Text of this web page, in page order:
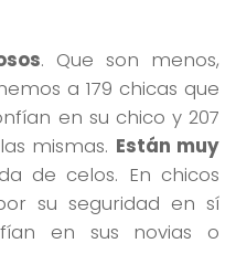
. Que son menos,
a 179 chicas que
en su chico y 207
mismas. Están muy
de celos. En chicos
su seguridad en sí
en sus novias o